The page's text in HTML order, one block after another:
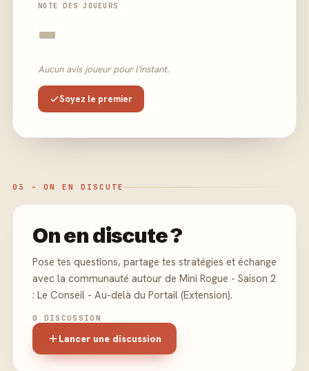
NOTE DES JOUEURS
-
Aucun avis joueur pour l'instant.
Soyez le premier
03 - ON EN DISCUTE
On en discute ?
Pose tes questions, partage tes stratégies et échange
avec la communauté autour de Mini Rogue - Saison 2
: Le Conseil - Au-delà du Portail (Extension).
0 DISCUSSION
Lancer une discussion